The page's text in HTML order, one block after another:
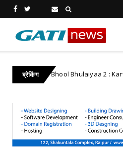
ब्रेकिंग
Bhool Bhulaiyaa 2 : Kartik